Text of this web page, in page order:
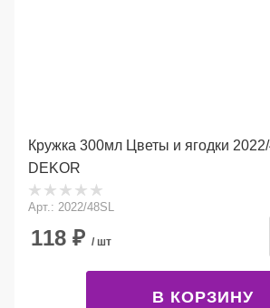
Кружка 300мл Цветы и ягодки
DEKOR
Арт.: 2022/48SL
118 ₽ / шт
В КОРЗИНУ